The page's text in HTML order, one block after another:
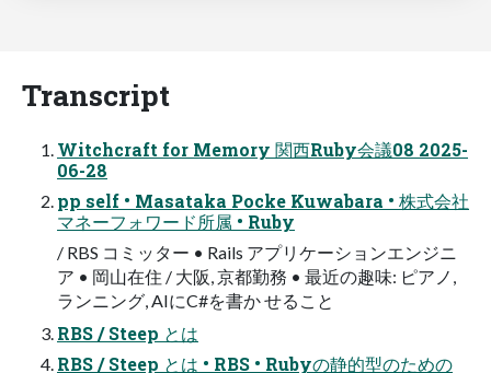
Transcript
Witchcraft for Memory 関西Ruby会議08 2025-
06-28
pp self • Masataka Pocke Kuwabara • 株式会社
マネーフォワード所属 • Ruby
/ RBS コミッター • Rails アプリケーションエンジニ
ア • 岡山在住 / 大阪, 京都勤務 • 最近の趣味: ピアノ,
ランニング, AIにC#を書か せること
RBS / Steep とは
RBS / Steep とは • RBS • Rubyの静的型のための